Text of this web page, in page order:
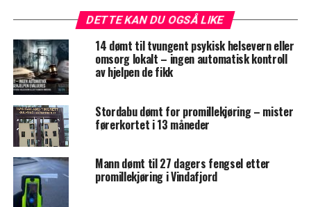
DETTE KAN DU OGSÅ LIKE
14 dømt til tvungent psykisk helsevern eller
omsorg lokalt – ingen automatisk kontroll
av hjelpen de fikk
Stordabu dømt for promillekjøring – mister
førerkortet i 13 måneder
Mann dømt til 27 dagers fengsel etter
promillekjøring i Vindafjord